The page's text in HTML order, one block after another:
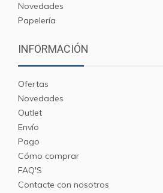
Novedades
Papelería
INFORMACIÓN
Ofertas
Novedades
Outlet
Envío
Pago
Cómo comprar
FAQ'S
Contacte con nosotros